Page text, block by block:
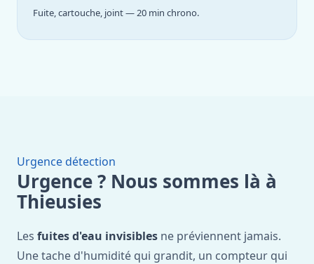
Fuite, cartouche, joint — 20 min chrono.
Urgence détection
Urgence ? Nous sommes là à
Thieusies
Les fuites d'eau invisibles ne préviennent jamais.
Une tache d'humidité qui grandit, un compteur qui